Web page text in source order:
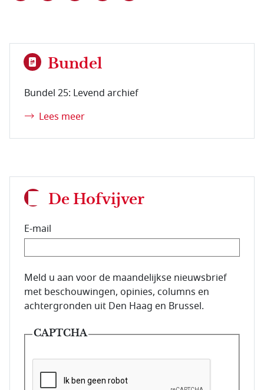
Bundel
Bundel 25: Levend archief
Lees meer
De Hofvijver
E-mail
E-mailadres van de abonnee.
Meld u aan voor de maandelijkse nieuwsbrief
met beschouwingen, opinies, columns en
achtergronden uit Den Haag en Brussel.
CAPTCHA